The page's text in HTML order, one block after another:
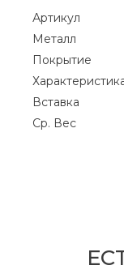
Артикул
Металл
Покрытие
Вставка
Ср. Вес